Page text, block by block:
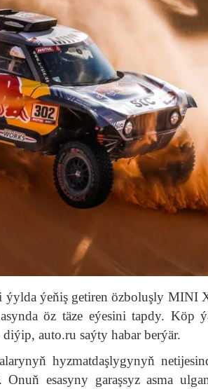
ýylda ýeňiş getiren özboluşly MINI
öz täze eýesini tapdy. Köp
auto.ru saýty habar berýär.
hyzmatdaşlygynyň
esasyny garaşsyz asma